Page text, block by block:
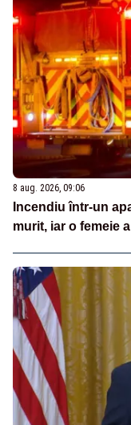
8 aug. 2026, 09:06
Incendiu într-un
murit, iar o femeie